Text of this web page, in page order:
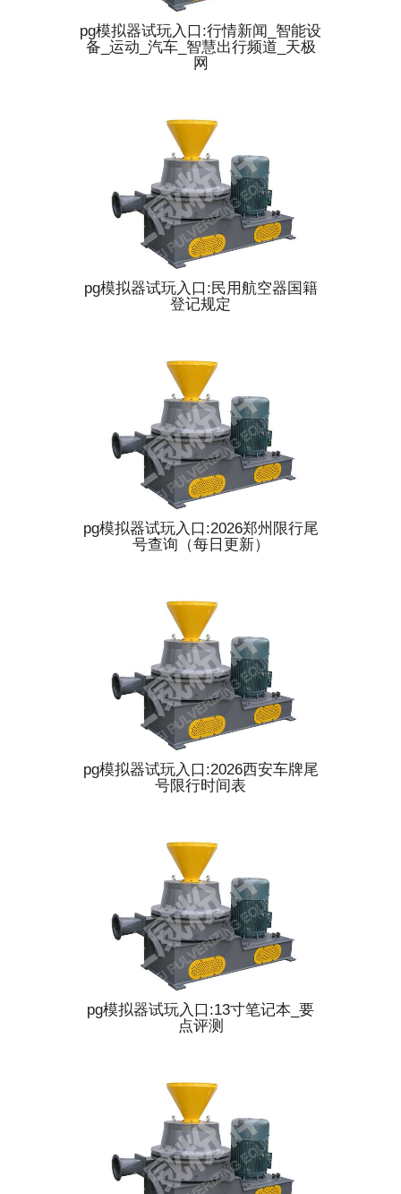
pg模拟器试玩入口:行情新闻_智能设
备_运动_汽车_智慧出行频道_天极
网
pg模拟器试玩入口:民用航空器国籍
登记规定
pg模拟器试玩入口:2026郑州限行尾
号查询（每日更新）
pg模拟器试玩入口:2026西安车牌尾
号限行时间表
pg模拟器试玩入口:13寸笔记本_要
点评测